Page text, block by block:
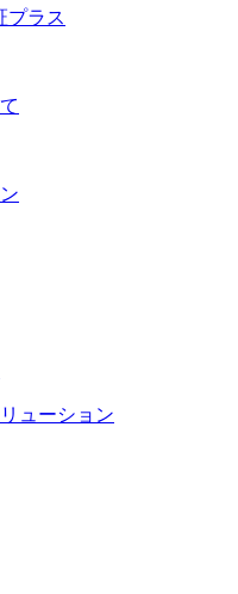
プラス
ューション